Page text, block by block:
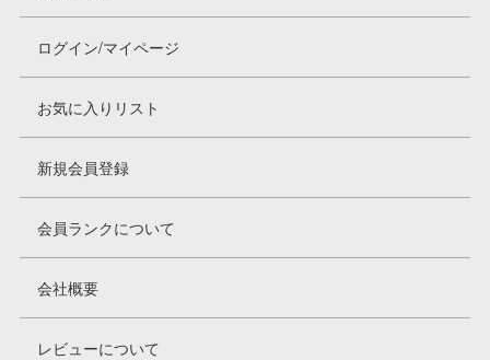
ログイン/マイページ
お気に入りリスト
新規会員登録
会員ランクについて
会社概要
レビューについて